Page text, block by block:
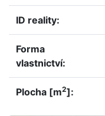
ID reality:
Forma
vlastnictví:
Plocha [m2]: